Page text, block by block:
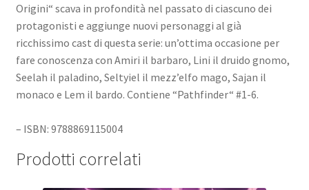
Origini“ scava in profondità nel passato di ciascuno dei
protagonisti e aggiunge nuovi personaggi al già
ricchissimo cast di questa serie: un’ottima occasione per
fare conoscenza con Amiri il barbaro, Lini il druido gnomo,
Seelah il paladino, Seltyiel il mezz’elfo mago, Sajan il
monaco e Lem il bardo. Contiene “Pathfinder“ #1-6.
– ISBN: 9788869115004
Prodotti correlati